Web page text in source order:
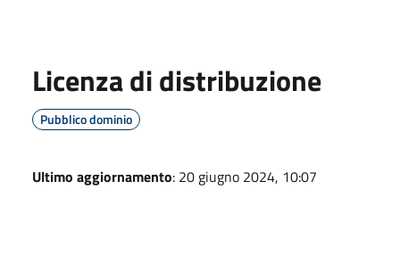
Licenza di distribuzione
Pubblico dominio
Ultimo aggiornamento: 20 giugno 2024, 10:07